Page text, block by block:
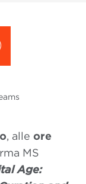
, alle ore
MS
Age: